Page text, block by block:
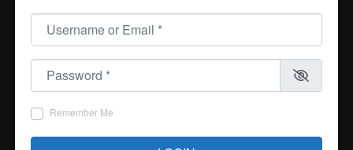
Username or Email
Password
Remember Me